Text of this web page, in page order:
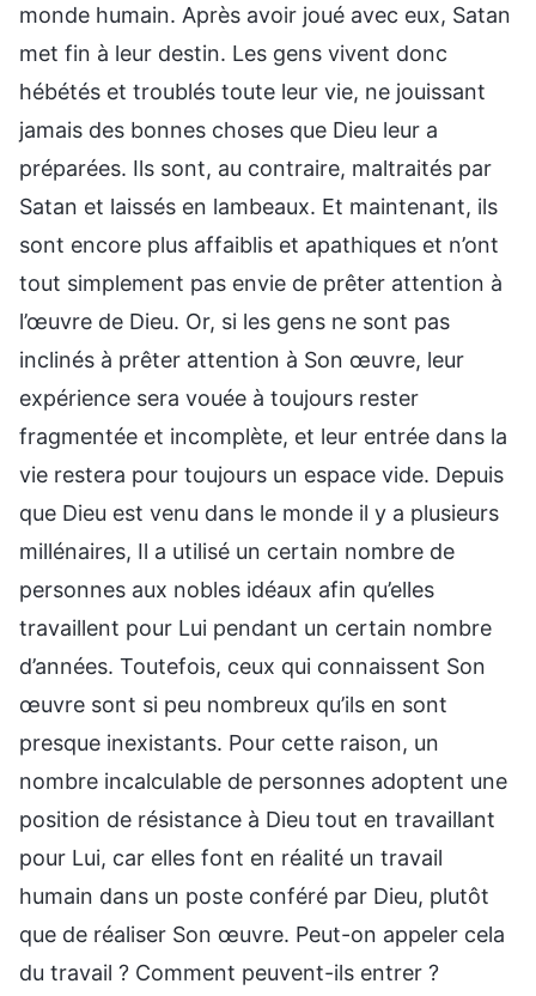
monde humain. Après avoir joué avec eux, Satan
met fin à leur destin. Les gens vivent donc
hébétés et troublés toute leur vie, ne jouissant
jamais des bonnes choses que Dieu leur a
préparées. Ils sont, au contraire, maltraités par
Satan et laissés en lambeaux. Et maintenant, ils
sont encore plus affaiblis et apathiques et n’ont
tout simplement pas envie de prêter attention à
l’œuvre de Dieu. Or, si les gens ne sont pas
inclinés à prêter attention à Son œuvre, leur
expérience sera vouée à toujours rester
fragmentée et incomplète, et leur entrée dans la
vie restera pour toujours un espace vide. Depuis
que Dieu est venu dans le monde il y a plusieurs
millénaires, Il a utilisé un certain nombre de
personnes aux nobles idéaux afin qu’elles
travaillent pour Lui pendant un certain nombre
d’années. Toutefois, ceux qui connaissent Son
œuvre sont si peu nombreux qu’ils en sont
presque inexistants. Pour cette raison, un
nombre incalculable de personnes adoptent une
position de résistance à Dieu tout en travaillant
pour Lui, car elles font en réalité un travail
humain dans un poste conféré par Dieu, plutôt
que de réaliser Son œuvre. Peut-on appeler cela
du travail ? Comment peuvent-ils entrer ?